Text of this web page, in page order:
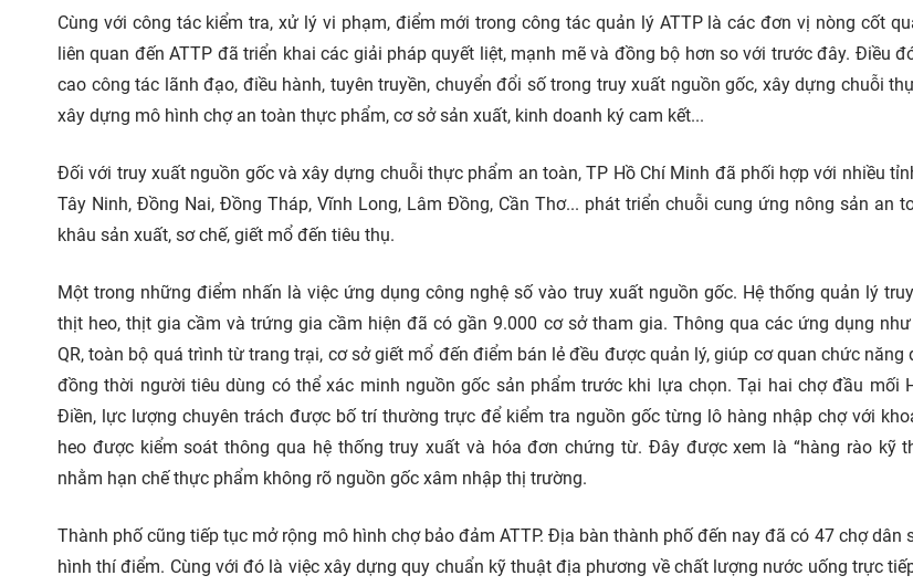
Cùng với công tác kiểm tra, xử lý vi phạm, điểm mới trong công tác quản lý ATTP là các đơn vị nòng cốt
liên quan đến ATTP đã triển khai các giải pháp quyết liệt, mạnh mẽ và đồng bộ hơn so với trước đây. Điều
cao công tác lãnh đạo, điều hành, tuyên truyền, chuyển đổi số trong truy xuất nguồn gốc, xây dựng chuỗi
xây dựng mô hình chợ an toàn thực phẩm, cơ sở sản xuất, kinh doanh ký cam kết...
Đối với truy xuất nguồn gốc và xây dựng chuỗi thực phẩm an toàn, TP Hồ Chí Minh đã phối hợp với nhiều
Tây Ninh, Đồng Nai, Đồng Tháp, Vĩnh Long, Lâm Đồng, Cần Thơ... phát triển chuỗi cung ứng nông sản an
khâu sản xuất, sơ chế, giết mổ đến tiêu thụ.
Một trong những điểm nhấn là việc ứng dụng công nghệ số vào truy xuất nguồn gốc. Hệ thống quản lý
thịt heo, thịt gia cầm và trứng gia cầm hiện đã có gần 9.000 cơ sở tham gia. Thông qua các ứng dụng như
QR, toàn bộ quá trình từ trang trại, cơ sở giết mổ đến điểm bán lẻ đều được quản lý, giúp cơ quan chức năng
đồng thời người tiêu dùng có thể xác minh nguồn gốc sản phẩm trước khi lựa chọn. Tại hai chợ đầu mối
Điền, lực lượng chuyên trách được bố trí thường trực để kiểm tra nguồn gốc từng lô hàng nhập chợ với
heo được kiểm soát thông qua hệ thống truy xuất và hóa đơn chứng từ. Đây được xem là “hàng rào kỹ
nhằm hạn chế thực phẩm không rõ nguồn gốc xâm nhập thị trường.
Thành phố cũng tiếp tục mở rộng mô hình chợ bảo đảm ATTP. Địa bàn thành phố đến nay đã có 47 chợ dân
hình thí điểm. Cùng với đó là việc xây dựng quy chuẩn kỹ thuật địa phương về chất lượng nước uống trực